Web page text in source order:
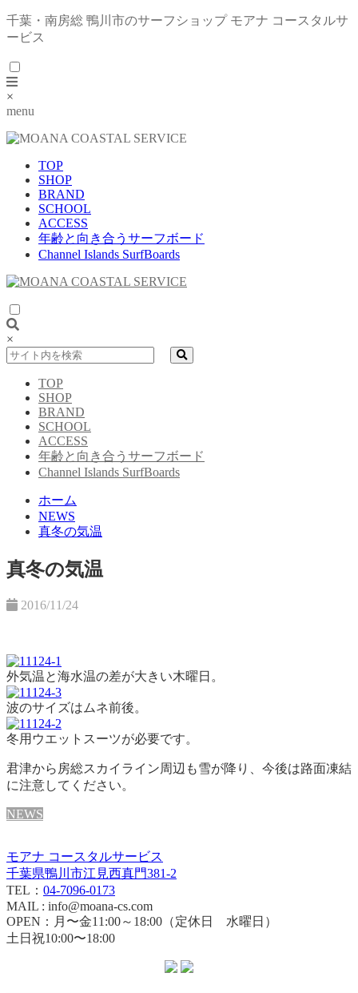
千葉・南房総 鴨川市のサーフショップ モアナ コースタルサ
ービス
×
menu
TOP
SHOP
BRAND
SCHOOL
ACCESS
年齢と向き合うサーフボード
Channel Islands SurfBoards
×
TOP
SHOP
BRAND
SCHOOL
ACCESS
年齢と向き合うサーフボード
Channel Islands SurfBoards
ホーム
NEWS
真冬の気温
真冬の気温
2016/11/24
外気温と海水温の差が大きい木曜日。
波のサイズはムネ前後。
冬用ウエットスーツが必要です。
君津から房総スカイライン周辺も雪が降り、今後は路面凍結
に注意してください。
NEWS
モアナ コースタルサービス
千葉県鴨川市江見西真門381-2
TEL： 04-7096-0173
MAIL : info@moana-cs.com
OPEN：月〜金11:00～18:00（定休日 水曜日）
土日祝10:00〜18:00